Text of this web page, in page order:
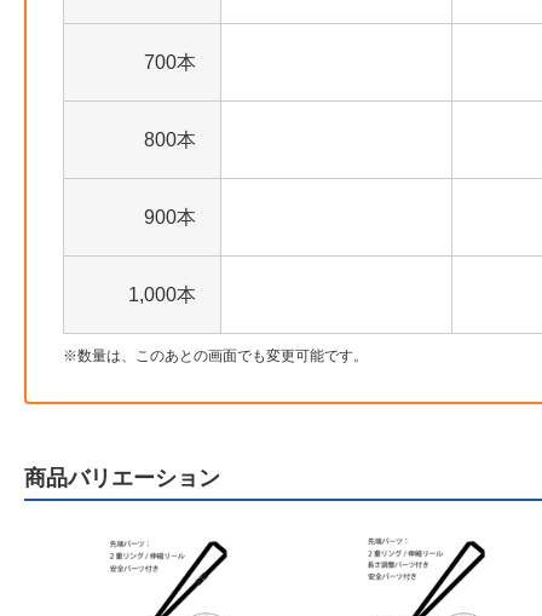
700本
800本
900本
1,000本
数量は、このあとの画面でも変更可能です。
商品バリエーション